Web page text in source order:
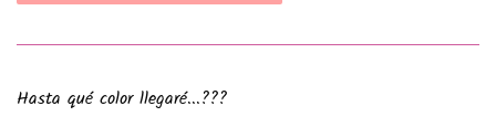
Hasta qué color llegaré...???